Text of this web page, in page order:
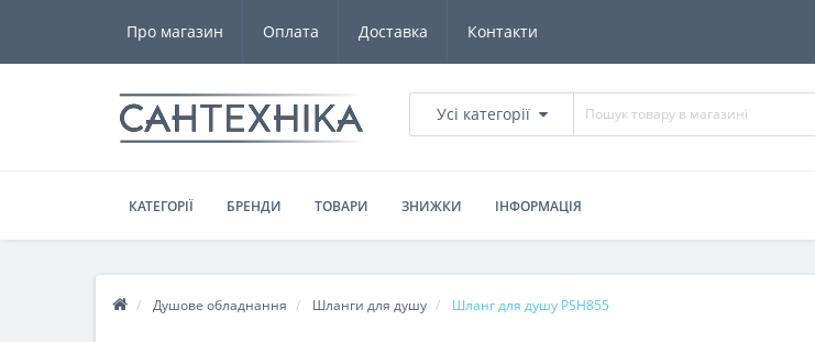
Про магазин Оплата Доставка Контакти
Усі категорії
КАТЕГОРІЇ БРЕНДИ ТОВАРИ ЗНИЖКИ ІНФОРМАЦІЯ
Душове обладнання Шланги для душу Шланг для душу PSH855